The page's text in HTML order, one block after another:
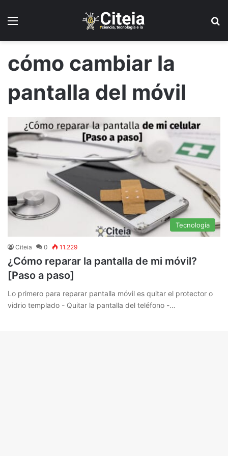
cómo cambiar la
pantalla del móvil
Tecnología
Citeia 0 11.229
¿Cómo reparar la pantalla de mi móvil?
[Paso a paso]
Lo primero para reparar pantalla móvil es quitar el protector o
vidrio templado - Quitar la pantalla del teléfono -…